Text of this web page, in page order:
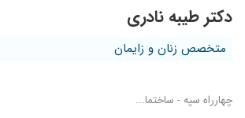
دکتر طیبه نادری
متخصص زنان و زایمان
چهارراه سپه - ساختما...